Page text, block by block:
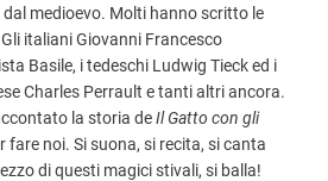
dal medioevo. Molti hanno scritto le
italiani Giovanni Francesco
Basile, i tedeschi Ludwig Tieck ed i
Charles Perrault e tanti altri ancora.
la storia deIl Gatto con gli
fare noi. Si suona, si recita, si canta
di questi magici stivali, si balla!